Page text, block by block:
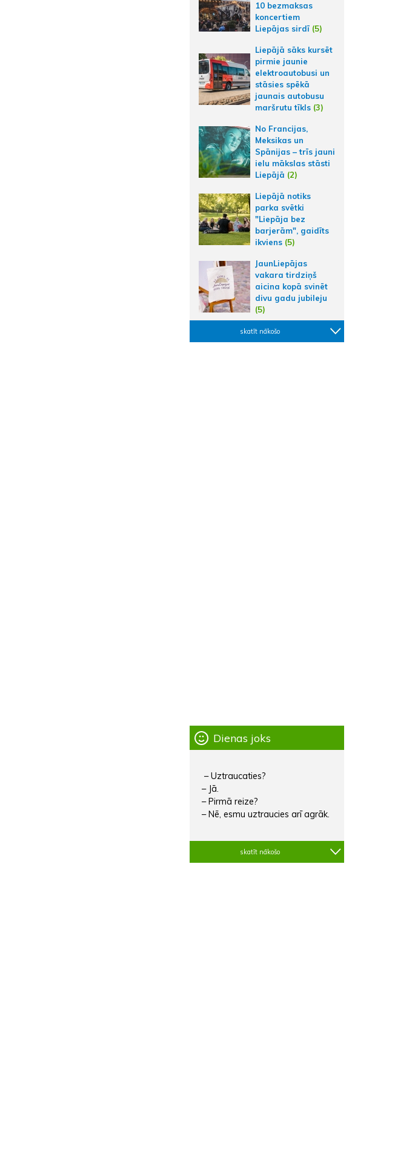
10 bezmaksas
koncertiem
Liepājas sirdī (5)
Liepājā sāks kursēt
pirmie jaunie
elektroautobusi un
stāsies spēkā
jaunais autobusu
maršrutu tīkls (3)
No Francijas,
Meksikas un
Spānijas – trīs jauni
ielu mākslas stāsti
Liepājā (2)
Liepājā notiks
parka svētki
"Liepāja bez
barjerām", gaidīts
ikviens (5)
JaunLiepājas
vakara tirdziņš
aicina kopā svinēt
divu gadu jubileju
(5)
skatīt nākošo
Dienas joks
– Uztraucaties?
– Jā.
– Pirmā reize?
– Nē, esmu uztraucies arī agrāk.
skatīt nākošo